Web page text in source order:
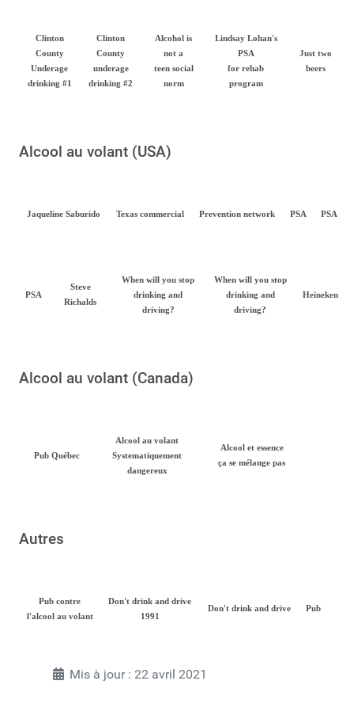
Clinton
County
Underage
drinking #1
Clinton
County
underage
drinking #2
Alcohol is
not a
teen social
norm
Lindsay Lohan's
PSA
for rehab
program
Just two
beers
Alcool au volant (USA)
Jaqueline Saburido Texas commercial Prevention network PSA PSA
PSA
Steve
Richalds
When will you stop
drinking and
driving?
When will you stop
drinking and
driving?
Heineken
Alcool au volant (Canada)
Pub Québec
Alcool au volant
Systematiquement
dangereux
Alcool et essence
ça se mélange pas
Autres
Pub contre
l'alcool au volant
Don't drink and drive
1991
Don't drink and drive Pub
Mis à jour : 22 avril 2021